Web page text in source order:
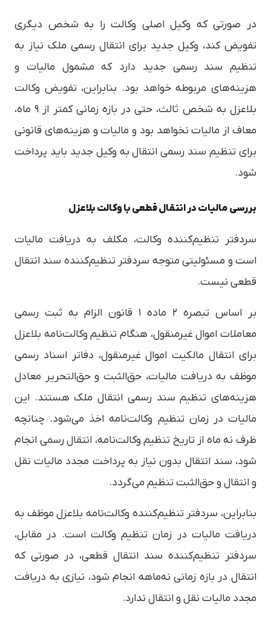
در صورتی که وکیل اصلی وکالت را به شخص دیگری
تفویض کند، وکیل جدید برای انتقال رسمی ملک نیاز به
تنظیم سند رسمی جدید دارد که مشمول مالیات و
هزینه‌های مربوطه خواهد بود. بنابراین، تفویض وکالت
بلاعزل به شخص ثالث، حتی در بازه زمانی کمتر از ۹ ماه،
معاف از مالیات نخواهد بود و مالیات و هزینه‌های قانونی
برای تنظیم سند رسمی انتقال به وکیل جدید باید پرداخت
شود.
بررسی مالیات در انتقال قطعی با وکالت بلاعزل
سردفتر تنظیم‌کننده وکالت، مکلف به دریافت مالیات
است و مسئولیتی متوجه سردفتر تنظیم‌کننده سند انتقال
قطعی نیست.
بر اساس تبصره ۲ ماده ۱ قانون الزام به ثبت رسمی
معاملات اموال غیرمنقول، هنگام تنظیم وکالت‌نامه بلاعزل
برای انتقال مالکیت اموال غیرمنقول، دفاتر اسناد رسمی
موظف به دریافت مالیات، حق‌الثبت و حق‌التحریر معادل
هزینه‌های تنظیم سند رسمی انتقال ملک هستند. این
مالیات در زمان تنظیم وکالت‌نامه اخذ می‌شود. چنانچه
ظرف نه ماه از تاریخ تنظیم وکالت‌نامه، انتقال رسمی انجام
شود، سند انتقال بدون نیاز به پرداخت مجدد مالیات نقل
و انتقال و حق‌الثبت تنظیم می‌گردد.
بنابراین، سردفتر تنظیم‌کننده وکالت‌نامه بلاعزل موظف به
دریافت مالیات در زمان تنظیم وکالت است. در مقابل،
سردفتر تنظیم‌کننده سند انتقال قطعی، در صورتی که
انتقال در بازه زمانی نه‌ماهه انجام شود، نیازی به دریافت
مجدد مالیات نقل و انتقال ندارد.